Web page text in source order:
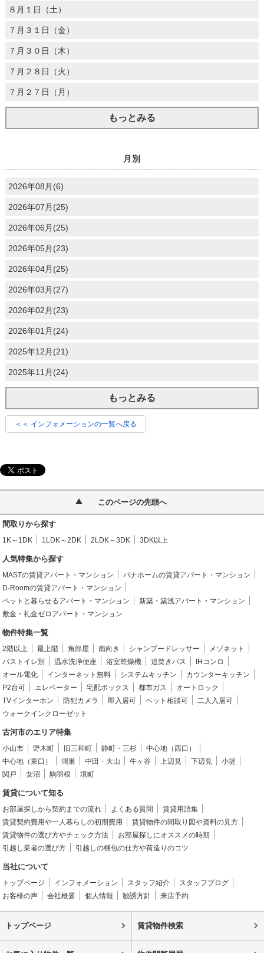
８月１日（土）
７月３１日（金）
７月３０日（木）
７月２８日（火）
７月２７日（月）
もっとみる
月別
2026年08月(6)
2026年07月(25)
2026年06月(25)
2026年05月(23)
2026年04月(25)
2026年03月(27)
2026年02月(23)
2026年01月(24)
2025年12月(21)
2025年11月(24)
もっとみる
＜＜ インフォメーションの一覧へ戻る
このページの先頭へ
間取りから探す
1K～1DK 1LDK～2DK 2LDK～3DK 3DK以上
人気特集から探す
MASTの賃貸アパート・マンション
パナホームの賃貸アパート・マンション
D-Roomの賃貸アパート・マンション
ペットと暮らせるアパート・マンション
新築・築浅アパート・マンション
敷金・礼金ゼロアパート・マンション
物件特集一覧
2階以上 最上階 角部屋 南向き シャンプードレッサー
メゾネット
バストイレ別
温水洗浄便座 浴室乾燥機 追焚きバス
IHコンロ
オール電化
インターネット無料 システムキッチン
カウンターキッチン
P2台可
エレベーター 宅配ボックス 都市ガス
オートロック
TVインターホン
防犯カメラ 即入居可 ペット相談可
二人入居可
ウォークインクローゼット
古河市のエリア特集
小山市 野木町 旧三和町 静町・三杉
中心地（西口）
中心地（東口）
鴻巣 中田・大山 牛ヶ谷 上辺見 下辺見
小堤
関戸
女沼 駒羽根 境町
賃貸について知る
お部屋探しから契約までの流れ よくある質問
賃貸用語集
賃貸契約費用や一人暮らしの初期費用
賃貸物件の間取り図や資料の見方
賃貸物件の選び方やチェック方法
お部屋探しにオススメの時期
引越し業者の選び方
引越しの梱包の仕方や荷造りのコツ
当社について
トップページ インフォメーション スタッフ紹介
スタッフブログ
お客様の声
会社概要 個人情報 勧誘方針 来店予約
トップページ 賃貸物件検索